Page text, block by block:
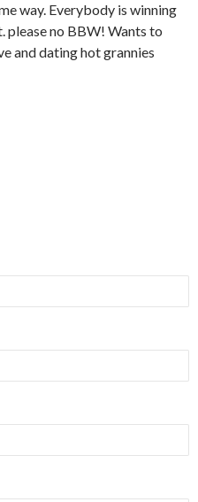
way. Everybody is winning
please no BBW! Wants to
and dating hot grannies